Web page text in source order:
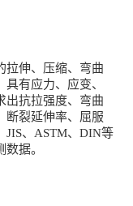
拉伸、压缩、弯曲
有应力、应变、
出抗拉强度、弯曲
断裂延伸率、屈服
JIS、ASTM、DIN等
据。